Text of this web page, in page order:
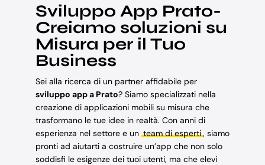
Sviluppo App Prato-
Creiamo soluzioni su
Misura per il Tuo
Business
Sei alla ricerca di un partner affidabile per
sviluppo app a Prato? Siamo specializzati nella
creazione di applicazioni mobili su misura che
trasformano le tue idee in realtà. Con anni di
esperienza nel settore e un team di esperti, siamo
pronti ad aiutarti a costruire un’app che non solo
soddisfi le esigenze dei tuoi utenti, ma che elevi